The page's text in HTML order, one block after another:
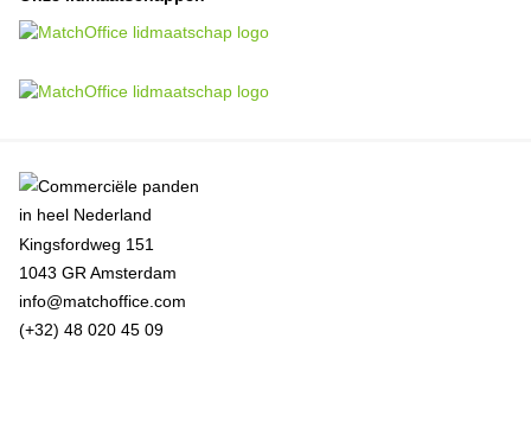
Kingsfordweg 151
1043 GR Amsterdam
info@matchoffice.com
(+32) 48 020 45 09